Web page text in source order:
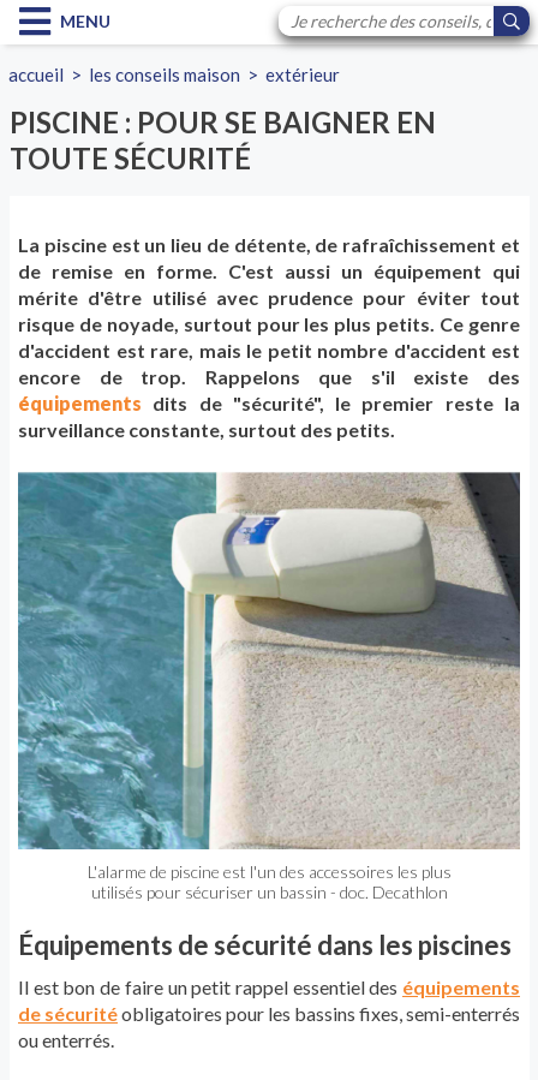
MENU
accueil > les conseils maison >extérieur
PISCINE : POUR SE BAIGNER EN
TOUTE SÉCURITÉ
La piscine est un lieu de détente, de rafraîchissement et
de remise en forme. C'est aussi un équipement qui
mérite d'être utilisé avec prudence pour éviter tout
risque de noyade, surtout pour les plus petits. Ce genre
d'accident est rare, mais le petit nombre d'accident est
encore de trop. Rappelons que s'il existe des
équipements dits de "sécurité", le premier reste la
surveillance constante, surtout des petits.
L'alarme de piscine est l'un des accessoires les plus
utilisés pour sécuriser un bassin - doc. Decathlon
Équipements de sécurité dans les piscines
Il est bon de faire un petit rappel essentiel des équipements
de sécuritéobligatoires pour les bassins fixes, semi-enterrés
ou enterrés.